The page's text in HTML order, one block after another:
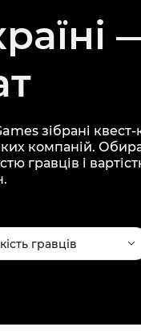
зібрані квест-
компаній.
гравців і
гравців